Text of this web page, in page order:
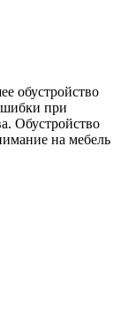
обустройство
при
Обустройство
на мебель